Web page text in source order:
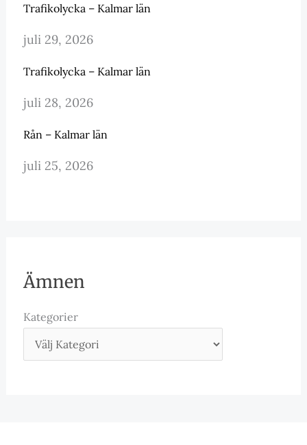
Trafikolycka – Kalmar län
juli 29, 2026
Trafikolycka – Kalmar län
juli 28, 2026
Rån – Kalmar län
juli 25, 2026
Ämnen
Kategorier